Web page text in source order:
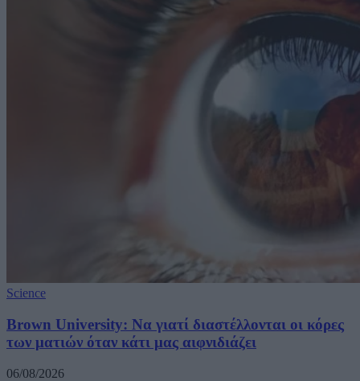
Science
Brown University: Να γιατί διαστέλλονται οι κόρες
των ματιών όταν κάτι μας αιφνιδιάζει
06/08/2026